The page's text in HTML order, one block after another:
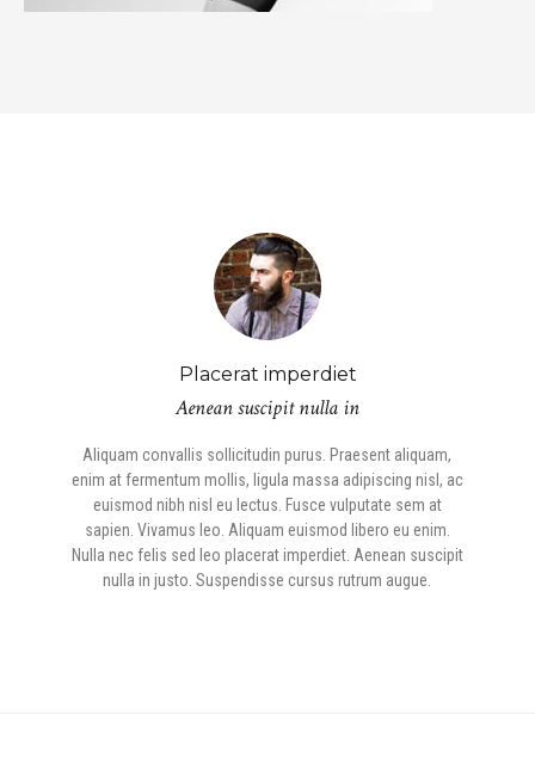
Placerat imperdiet
Aenean suscipit nulla in
Aliquam convallis sollicitudin purus. Praesent aliquam,
enim at fermentum mollis, ligula massa adipiscing nisl, ac
euismod nibh nisl eu lectus. Fusce vulputate sem at
sapien. Vivamus leo. Aliquam euismod libero eu enim.
Nulla nec felis sed leo placerat imperdiet. Aenean suscipit
nulla in justo. Suspendisse cursus rutrum augue.